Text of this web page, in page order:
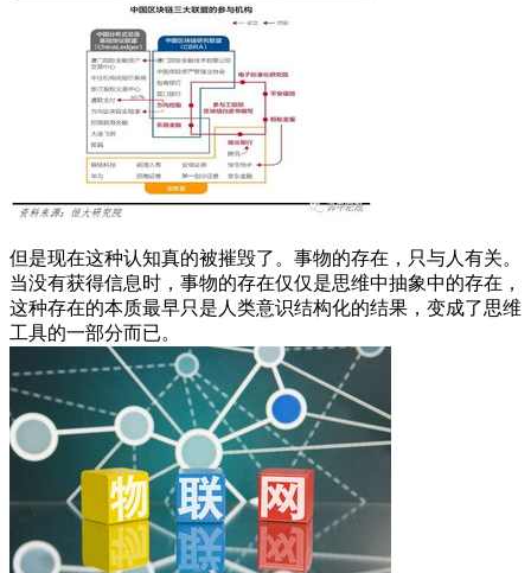
但是现在这种认知真的被摧毁了。事物的存在，只与人有关。
当没有获得信息时，事物的存在仅仅是思维中抽象中的存在，
这种存在的本质最早只是人类意识结构化的结果，变成了思维
工具的一部分而已。